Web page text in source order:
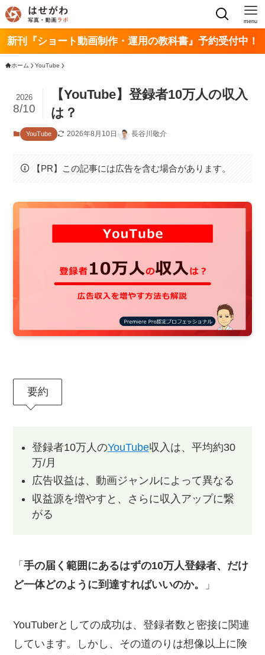
menu
新刊『ショート動画制作・運用の教科書』予約受付中！
ホーム YouTube
【YouTube】登録者10万人の収入
は？
2026
8/10
YouTube 2026年8月10日 長谷川敬介
【PR】この記事には広告を含む場合があります。
要約
登録者10万人のYouTube収入は、平均約30
万/月
広告収益は、動画ジャンルによって異なる
収益源を増やすと、さらに収入アップに繋
がる
「手の届く範囲にあるはずの10万人登録者、だけ
ど一体どのように到達すればいいのか。
」
YouTuberとしての成功は、登録者数と密接に関連
しています。しかし、その道のりは想像以上に険